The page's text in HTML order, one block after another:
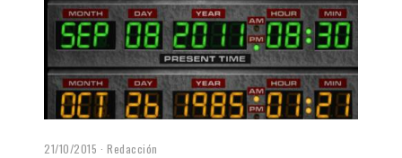
21/10/2015 Redacción